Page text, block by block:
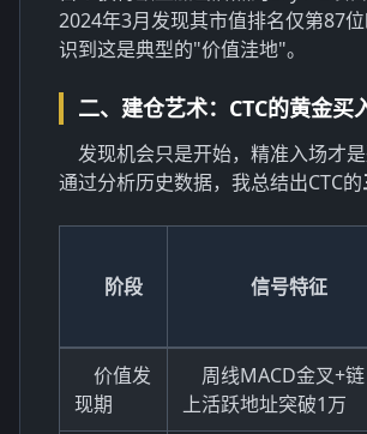
2024年3月发现其市值排名仅第87
识到这是典型的"价值洼地"。
二、建仓艺术：CTC的黄金买
发现机会只是开始，精准入场才是
通过分析历史数据，我总结出CTC的
阶段 信号特征
价值发
现期
周线MACD金叉+链
上活跃地址突破1万